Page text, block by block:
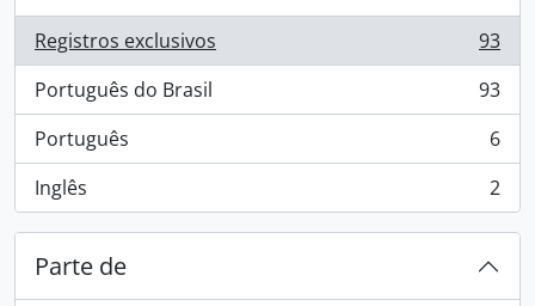
Registros exclusivos
, 93 resultados
93
Português do Brasil
, 93 resultados
93
Português
, 6 resultados
6
Inglês
, 2 resultados 2
Parte de